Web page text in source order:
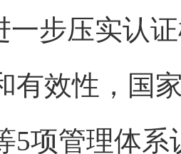
一步压实认
有效性，国
5项管理体